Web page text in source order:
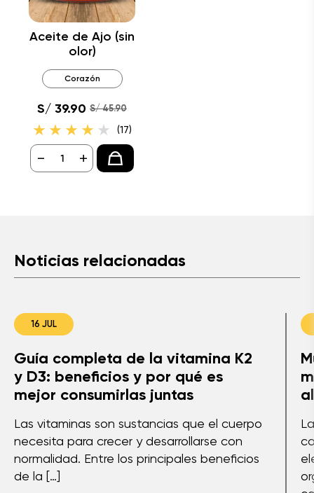
Aceite de Ajo (sin
olor)
Corazón
S/ 39.90 S/ 45.90
(17)
- +
Noticias relacionadas
Guía completa de la vitamina K2
y D3: beneficios y por qué es
mejor consumirlas juntas
Las vitaminas son sustancias que el cuerpo
necesita para crecer y desarrollarse con
normalidad. Entre los principales beneficios
de la […]
16 JUL